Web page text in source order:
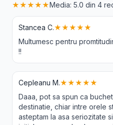
★★★★★Media: 5.0 din 4
Stancea C.★★★★★
Multumesc pentru
!!
Cepleanu M.★★★★★
Daaa, pot sa spun ca
destinatie, chiar intre orele
asteptam la asa seriozitate